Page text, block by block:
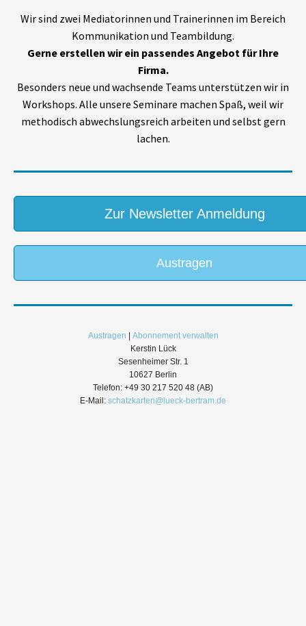
Wir sind zwei Mediatorinnen und Trainerinnen im Bereich
Kommunikation und Teambildung.
Gerne erstellen wir ein passendes Angebot für Ihre
Firma.
Besonders neue und wachsende Teams unterstützen wir in
Workshops. Alle unsere Seminare machen Spaß, weil wir
methodisch abwechslungsreich arbeiten und selbst gern
lachen.
Zur Newsletter Anmeldung
Austragen
Austragen
Abonnement verwalten
Kerstin Lück
Sesenheimer Str. 1
10627 Berlin
Telefon: +49 30 217 520 48 (AB)
E-Mail: schatzkarten@lueck-bertram.de